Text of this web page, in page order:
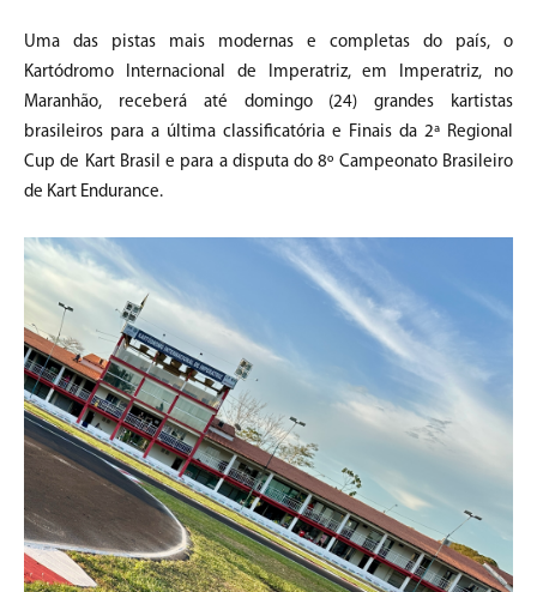
Uma das pistas mais modernas e completas do país, o
Kartódromo Internacional de Imperatriz, em Imperatriz, no
Maranhão, receberá até domingo (24) grandes kartistas
brasileiros para a última classificatória e Finais da 2ª Regional
Cup de Kart Brasil e para a disputa do 8º Campeonato Brasileiro
de Kart Endurance.